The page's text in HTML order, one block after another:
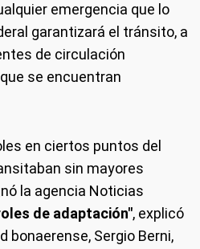
emergencia que lo
garantizará el tránsito, a
de circulación
se encuentran
en ciertos puntos del
sin mayores
la agencia Noticias
de adaptación", explicó
bonaerense, Sergio Berni,